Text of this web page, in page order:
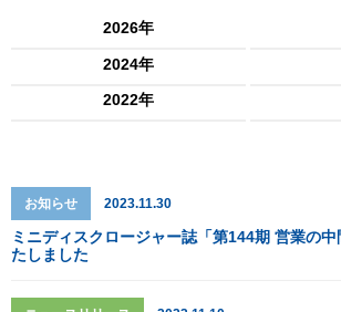
2026年
2024年
2022年
お知らせ 2023.11.30
ミニディスクロージャー誌「第144期 営業の
たしました